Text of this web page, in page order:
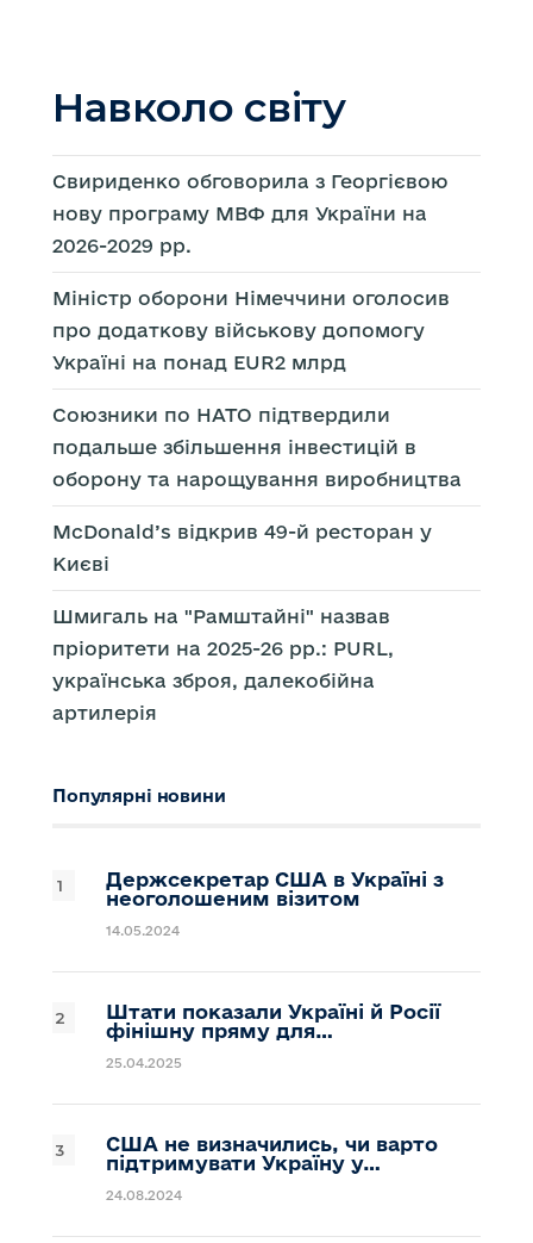
Навколо світу
Свириденко обговорила з Георгієвою
нову програму МВФ для України на
2026-2029 рр.
Міністр оборони Німеччини оголосив
про додаткову військову допомогу
Україні на понад EUR2 млрд
Союзники по НАТО підтвердили
подальше збільшення інвестицій в
оборону та нарощування виробництва
McDonald’s відкрив 49-й ресторан у
Києві
Шмигаль на "Рамштайні" назвав
пріоритети на 2025-26 рр.: PURL,
українська зброя, далекобійна
артилерія
Популярні новини
Держсекретар США в Україні з
неоголошеним візитом
14.05.2024
Штати показали Україні й Росії
фінішну пряму для…
25.04.2025
США не визначились, чи варто
підтримувати Україну у…
24.08.2024